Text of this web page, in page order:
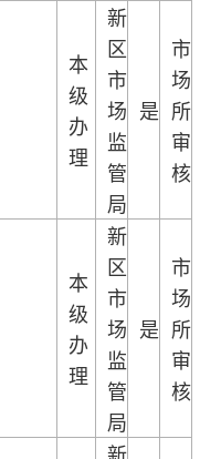
本
级
办
理
新
区
市
场
监
管
局
是
市
场
所
审
核
本
级
办
理
新
区
市
场
监
管
局
是
市
场
所
审
核